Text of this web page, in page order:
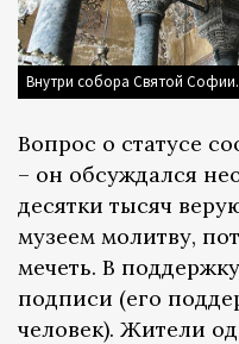
Внутри собора Святой
Вопрос о статусе
– он обсуждался
десятки тысяч
музеем молитву,
мечеть. В
подписи (его
человек). Жители